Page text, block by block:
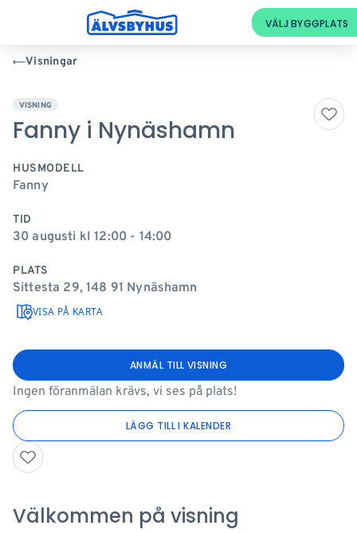
Visningar
VISNING
Fanny i Nynäshamn
HUSMODELL
Fanny
TID
30 augusti kl 12:00 - 14:00
PLATS
Sittesta 29, 148 91 Nynäshamn
VISA PÅ KARTA
ANMÄL TILL VISNING
Ingen föranmälan krävs, vi ses på plats!
LÄGG TILL I KALENDER
Välkommen på visning